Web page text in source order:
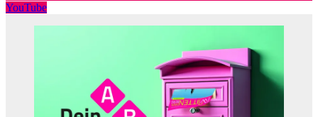
YouTube